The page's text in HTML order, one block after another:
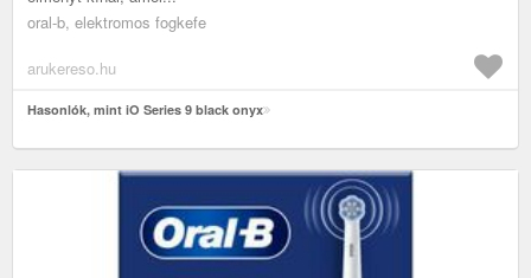
oral-b, elektromos fogkefe
arukereso.hu
Hasonlók, mint iO Series 9 black onyx